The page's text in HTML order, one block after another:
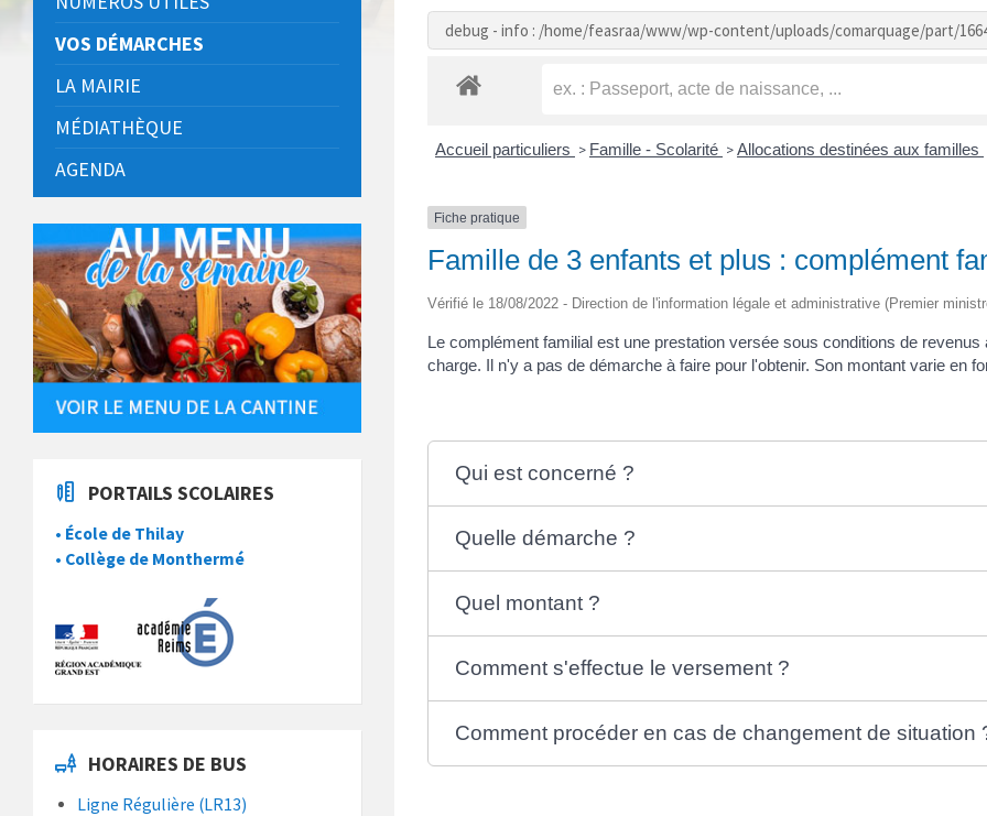
debug - info : /home/feasraa/www/wp-content/uploads/comarquage/part/
Accueil particuliers > Famille - Scolarité >Allocations destinées aux familles
Fiche pratique
Famille de 3 enfants et plus : complément
Vérifié le 18/08/2022 - Direction de l'information légale et administrative (Premier
Le complément familial est une prestation versée sous conditions de
charge. Il n'y a pas de démarche à faire pour l'obtenir. Son montant varie en
Qui est concerné ?
Quelle démarche ?
Quel montant ?
Comment s'effectue le versement ?
Comment procéder en cas de changement de situation
VOS DÉMARCHES
LA MAIRIE
MÉDIATHÈQUE
AGENDA
PORTAILS SCOLAIRES
• École de Thilay
• Collège de Monthermé
HORAIRES DE BUS
Ligne Régulière (LR13)